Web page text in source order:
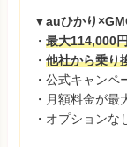
▼auひかり
・ 最大114,000
・ 他社から乗り
・公式キャンペ
・月額料金が最
・オプション